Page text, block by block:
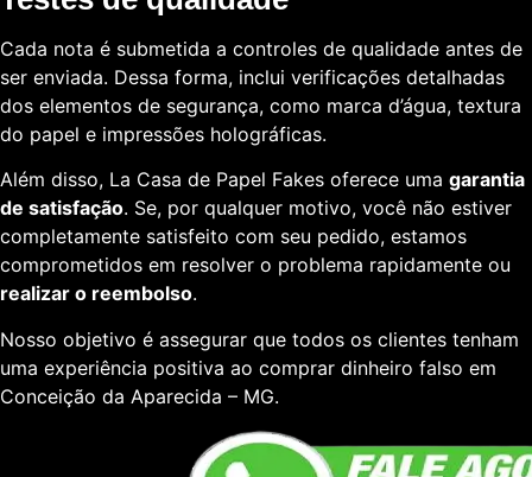
Cada nota é submetida a controles de qualidade antes de
ser enviada. Dessa forma, inclui verificações detalhadas
dos elementos de segurança, como marca d’água, textura
do papel e impressões holográficas.
Além disso, La Casa de Papel Fakes oferece uma garantia
de satisfação. Se, por qualquer motivo, você não estiver
completamente satisfeito com seu pedido, estamos
comprometidos em resolver o problema rapidamente ou
realizar o reembolso.
Nosso objetivo é assegurar que todos os clientes tenham
uma experiência positiva ao comprar dinheiro falso em
Conceição da Aparecida – MG.